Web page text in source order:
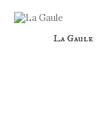
La Gaule